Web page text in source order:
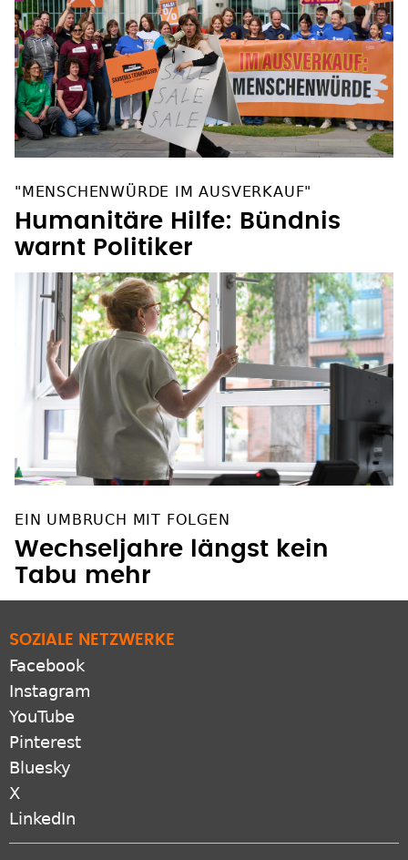
"MENSCHENWÜRDE IM AUSVERKAUF"
Humanitäre Hilfe: Bündnis
warnt Politiker
EIN UMBRUCH MIT FOLGEN
Wechseljahre längst kein
Tabu mehr
SOZIALE NETZWERKE
Facebook
Instagram
YouTube
Pinterest
Bluesky
X
LinkedIn